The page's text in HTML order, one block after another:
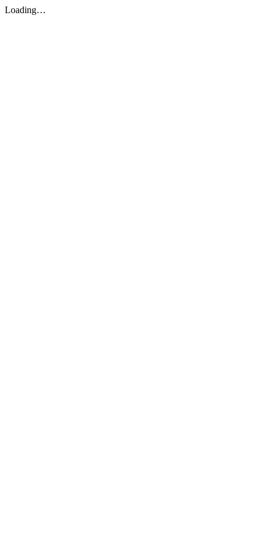
Loading…